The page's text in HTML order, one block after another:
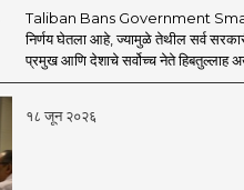
Taliban Bans Government
निर्णय घेतला आहे, ज्यामुळे तेथील सर्व
प्रमुख आणि देशाचे सर्वोच्च नेते हिबतुल्लाह
१८ जून २०२६